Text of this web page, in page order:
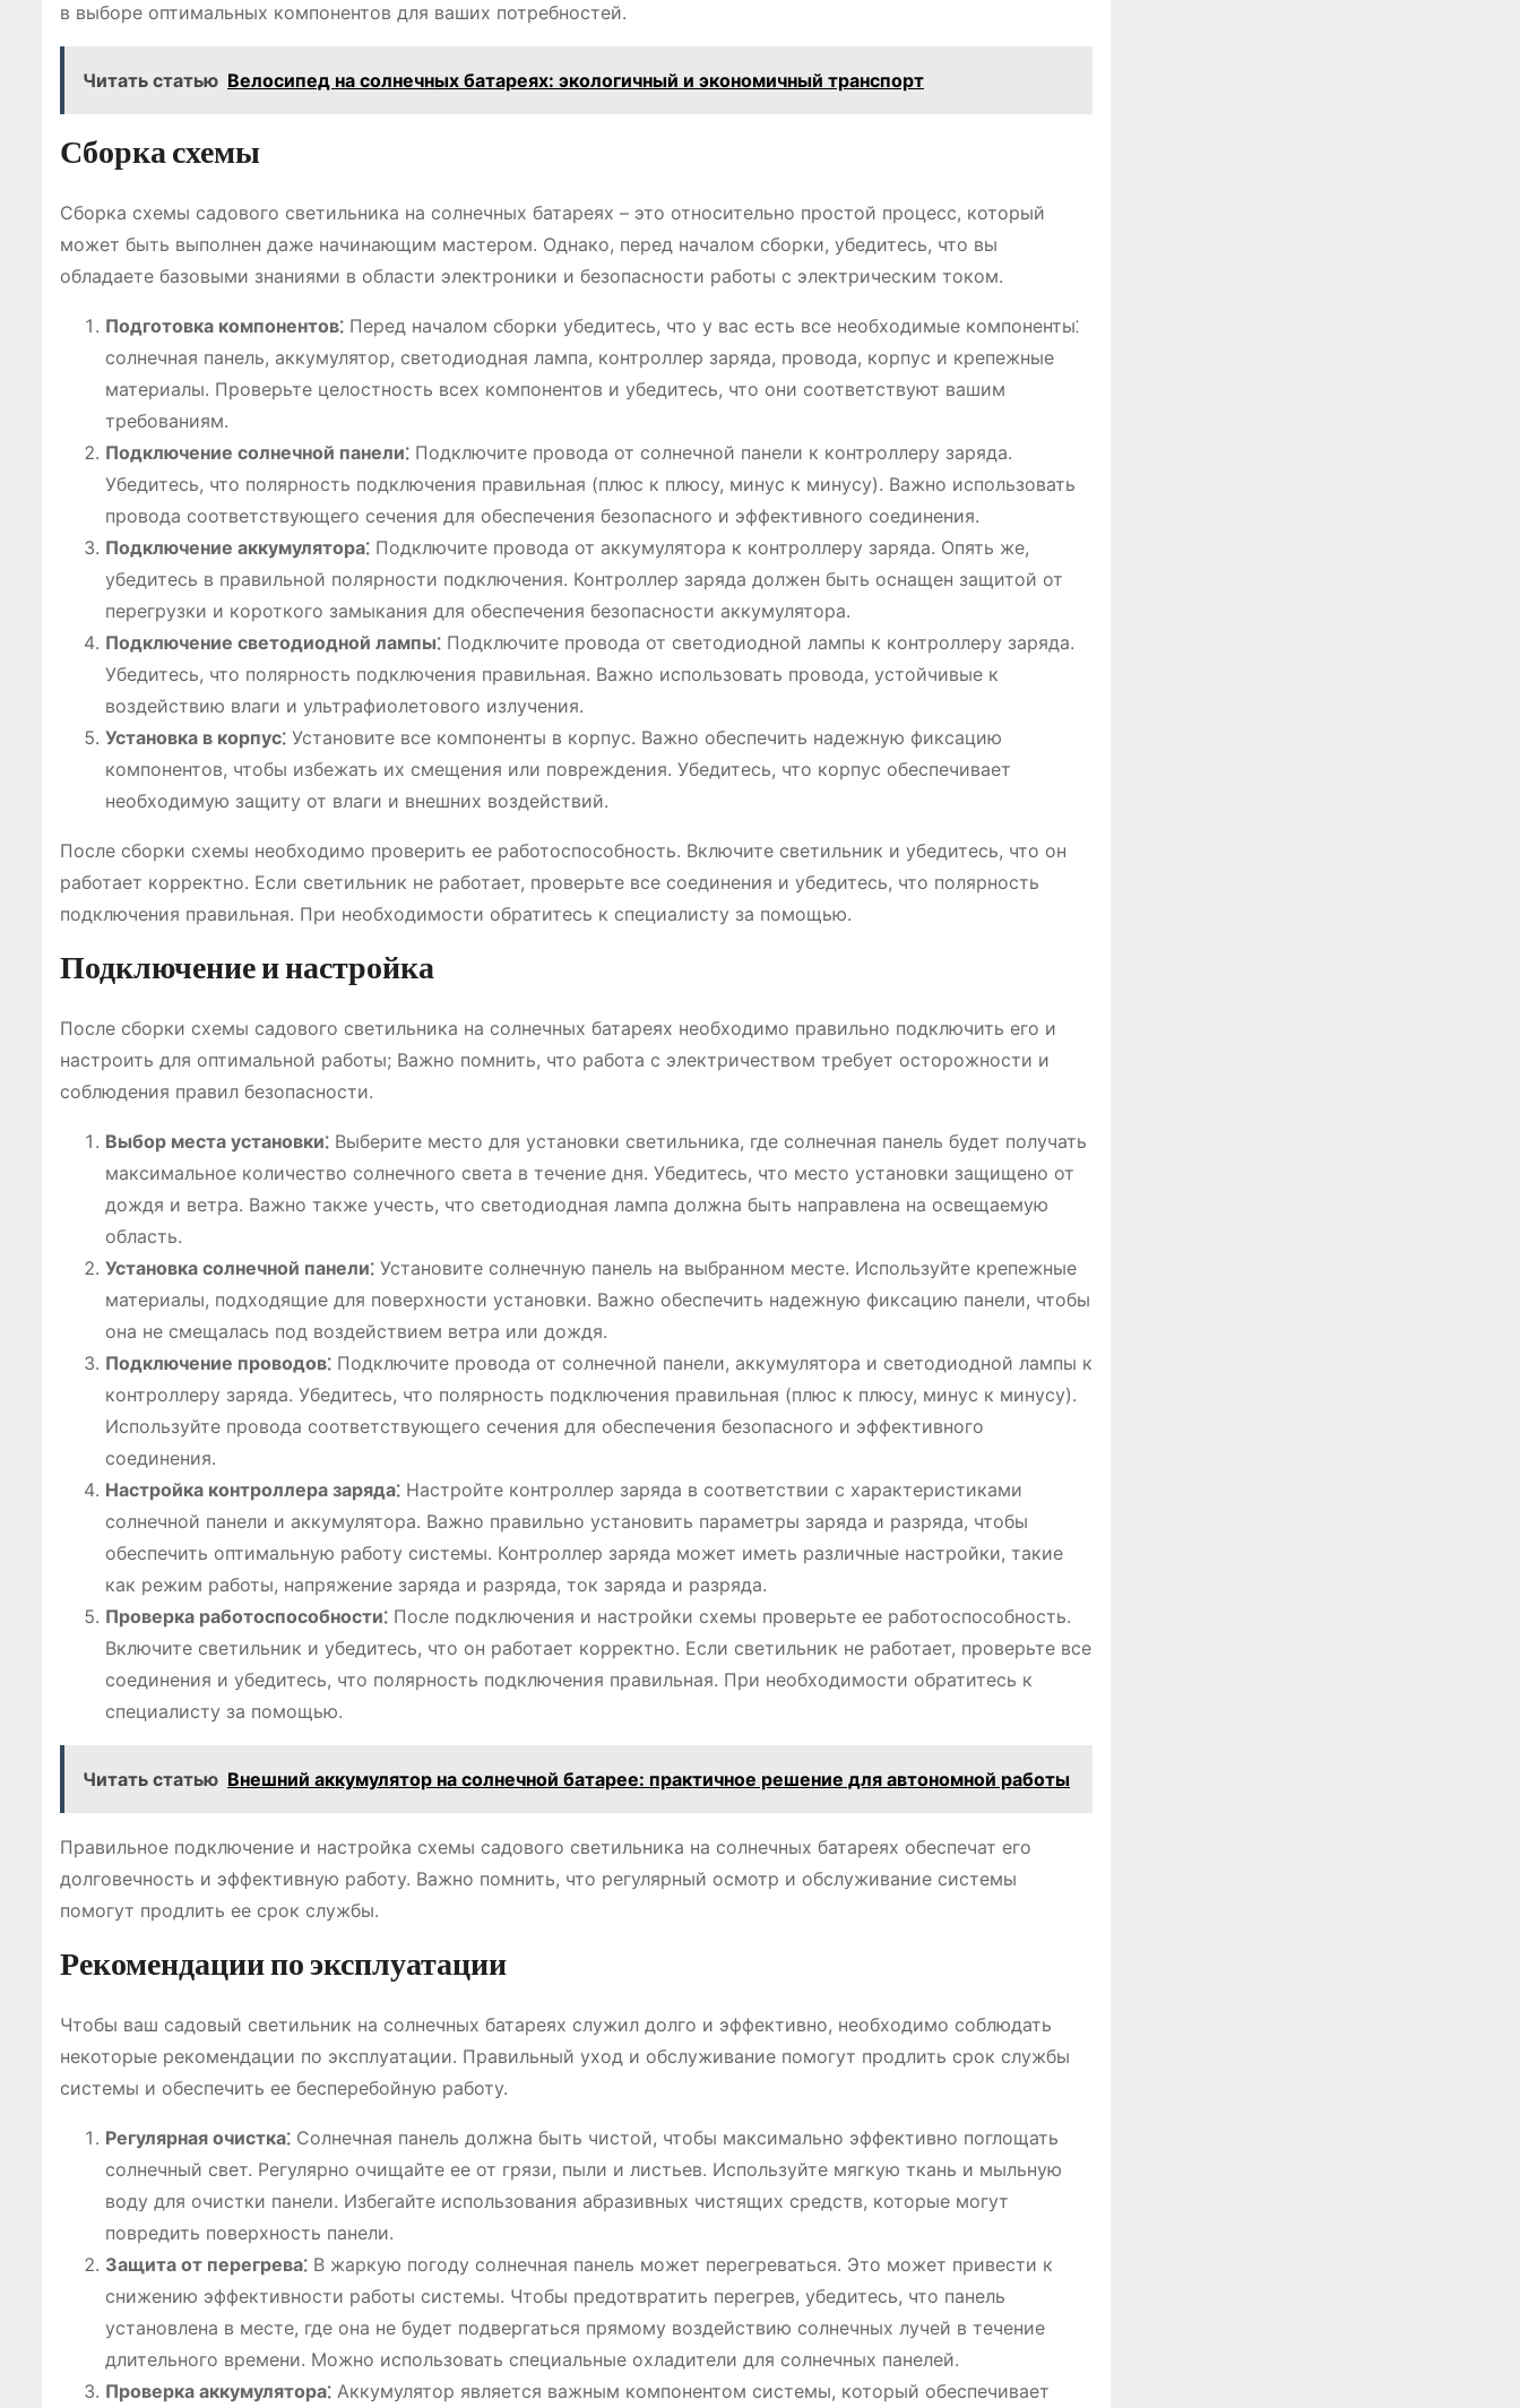
в выборе оптимальных компонентов для ваших потребностей.
Читать статью Велосипед на солнечных батареях: экологичный и экономичный транспорт
Сборка схемы
Сборка схемы садового светильника на солнечных батареях – это относительно простой процесс, который
может быть выполнен даже начинающим мастером. Однако, перед началом сборки, убедитесь, что вы
обладаете базовыми знаниями в области электроники и безопасности работы с электрическим током.
Подготовка компонентов⁚ Перед началом сборки убедитесь, что у вас есть все необходимые компоненты⁚
солнечная панель, аккумулятор, светодиодная лампа, контроллер заряда, провода, корпус и крепежные
материалы. Проверьте целостность всех компонентов и убедитесь, что они соответствуют вашим
требованиям.
Подключение солнечной панели⁚ Подключите провода от солнечной панели к контроллеру заряда.
Убедитесь, что полярность подключения правильная (плюс к плюсу, минус к минусу). Важно использовать
провода соответствующего сечения для обеспечения безопасного и эффективного соединения.
Подключение аккумулятора⁚ Подключите провода от аккумулятора к контроллеру заряда. Опять же,
убедитесь в правильной полярности подключения. Контроллер заряда должен быть оснащен защитой от
перегрузки и короткого замыкания для обеспечения безопасности аккумулятора.
Подключение светодиодной лампы⁚ Подключите провода от светодиодной лампы к контроллеру заряда.
Убедитесь, что полярность подключения правильная. Важно использовать провода, устойчивые к
воздействию влаги и ультрафиолетового излучения.
Установка в корпус⁚ Установите все компоненты в корпус. Важно обеспечить надежную фиксацию
компонентов, чтобы избежать их смещения или повреждения. Убедитесь, что корпус обеспечивает
необходимую защиту от влаги и внешних воздействий.
После сборки схемы необходимо проверить ее работоспособность. Включите светильник и убедитесь, что он
работает корректно. Если светильник не работает, проверьте все соединения и убедитесь, что полярность
подключения правильная. При необходимости обратитесь к специалисту за помощью.
Подключение и настройка
После сборки схемы садового светильника на солнечных батареях необходимо правильно подключить его и
настроить для оптимальной работы; Важно помнить, что работа с электричеством требует осторожности и
соблюдения правил безопасности.
Выбор места установки⁚ Выберите место для установки светильника, где солнечная панель будет получать
максимальное количество солнечного света в течение дня. Убедитесь, что место установки защищено от
дождя и ветра. Важно также учесть, что светодиодная лампа должна быть направлена ​​на освещаемую
область.
Установка солнечной панели⁚ Установите солнечную панель на выбранном месте. Используйте крепежные
материалы, подходящие для поверхности установки. Важно обеспечить надежную фиксацию панели, чтобы
она не смещалась под воздействием ветра или дождя.
Подключение проводов⁚ Подключите провода от солнечной панели, аккумулятора и светодиодной лампы к
контроллеру заряда. Убедитесь, что полярность подключения правильная (плюс к плюсу, минус к минусу).
Используйте провода соответствующего сечения для обеспечения безопасного и эффективного
соединения.
Настройка контроллера заряда⁚ Настройте контроллер заряда в соответствии с характеристиками
солнечной панели и аккумулятора. Важно правильно установить параметры заряда и разряда, чтобы
обеспечить оптимальную работу системы. Контроллер заряда может иметь различные настройки, такие
как режим работы, напряжение заряда и разряда, ток заряда и разряда.
Проверка работоспособности⁚ После подключения и настройки схемы проверьте ее работоспособность.
Включите светильник и убедитесь, что он работает корректно. Если светильник не работает, проверьте все
соединения и убедитесь, что полярность подключения правильная. При необходимости обратитесь к
специалисту за помощью.
Читать статью Внешний аккумулятор на солнечной батарее: практичное решение для автономной работы
Правильное подключение и настройка схемы садового светильника на солнечных батареях обеспечат его
долговечность и эффективную работу. Важно помнить, что регулярный осмотр и обслуживание системы
помогут продлить ее срок службы.
Рекомендации по эксплуатации
Чтобы ваш садовый светильник на солнечных батареях служил долго и эффективно, необходимо соблюдать
некоторые рекомендации по эксплуатации. Правильный уход и обслуживание помогут продлить срок службы
системы и обеспечить ее бесперебойную работу.
Регулярная очистка⁚ Солнечная панель должна быть чистой, чтобы максимально эффективно поглощать
солнечный свет. Регулярно очищайте ее от грязи, пыли и листьев. Используйте мягкую ткань и мыльную
воду для очистки панели. Избегайте использования абразивных чистящих средств, которые могут
повредить поверхность панели.
Защита от перегрева⁚ В жаркую погоду солнечная панель может перегреваться. Это может привести к
снижению эффективности работы системы. Чтобы предотвратить перегрев, убедитесь, что панель
установлена ​​в месте, где она не будет подвергаться прямому воздействию солнечных лучей в течение
длительного времени. Можно использовать специальные охладители для солнечных панелей.
Проверка аккумулятора⁚ Аккумулятор является важным компонентом системы, который обеспечивает